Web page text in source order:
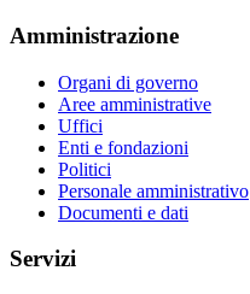
Amministrazione
Organi di governo
Aree amministrative
Uffici
Enti e fondazioni
Politici
Personale amministrativo
Documenti e dati
Servizi